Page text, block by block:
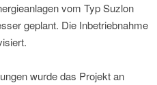
vom Typ Suzlon
geplant. Die Inbetriebnahme
wurde das Projekt an